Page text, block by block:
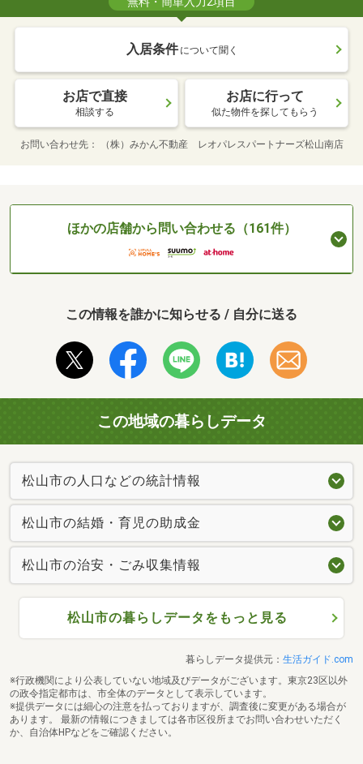
入居条件 について聞く
お店で直接
相談する
お店に行って
似た物件を探してもらう
お問い合わせ先 （株）みかん不動産 レオパレスパートナーズ松山南店
ほかの店舗から問い合わせる（161件）
この情報を誰かに知らせる / 自分に送る
この地域の暮らしデータ
松山市の人口などの統計情報
松山市の結婚・育児の助成金
松山市の治安・ごみ収集情報
松山市の暮らしデータをもっと見る
暮らしデータ提供元： 生活ガイド.com
※行政機関により公表していない地域及びデータがございます。東京23区以外
の政令指定都市は、市全体のデータとして表示しています。
※提供データには細心の注意を払っておりますが、調査後に変更がある場合が
あります。 最新の情報につきましては各市区役所までお問い合わせいただく
か、自治体HPなどをご確認ください。